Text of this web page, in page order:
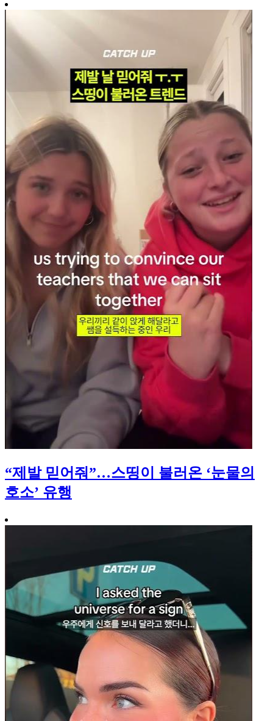
“제발 믿어줘”…스띵이 불러온 ‘눈물의
호소’ 유행